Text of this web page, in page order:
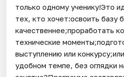
только одному ученику!Это
тех, кто хочет:освоить базу
качественнее;проработать
технические
выступлению или
удобном темпе, без оглядки